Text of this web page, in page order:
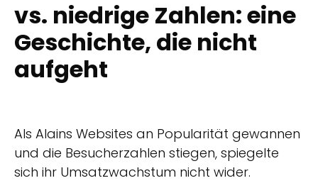
vs. niedrige Zahlen: eine
Geschichte, die nicht
aufgeht
Als Alains Websites an Popularität gewannen
und die Besucherzahlen stiegen, spiegelte
sich ihr Umsatzwachstum nicht wider.